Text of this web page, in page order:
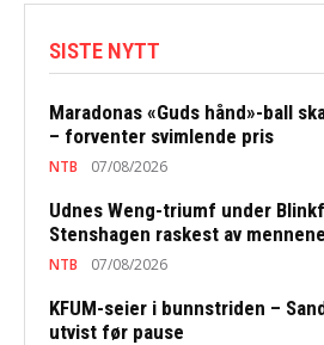
SISTE NYTT
Maradonas «Guds hånd»-ball
– forventer svimlende pris
NTB 07/08/2026
Udnes Weng-triumf under
Stenshagen raskest av mennene
NTB 07/08/2026
KFUM-seier i bunnstriden –
utvist før pause